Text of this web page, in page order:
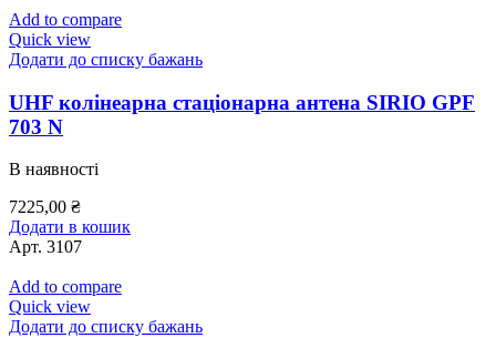
Add to compare
Quick view
Додати до списку бажань
UHF колінеарна стаціонарна антена SIRIO GPF
703 N
В наявності
7225,00 ₴
Додати в кошик
Арт. 3107
Add to compare
Quick view
Додати до списку бажань